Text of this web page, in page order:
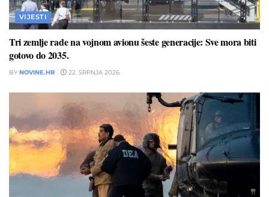
VIJESTI
Tri zemlje rade na vojnom avionu šeste generacije: Sve mora biti
gotovo do 2035.
BY NOVINE.HR 22. SRPNJA 2026.